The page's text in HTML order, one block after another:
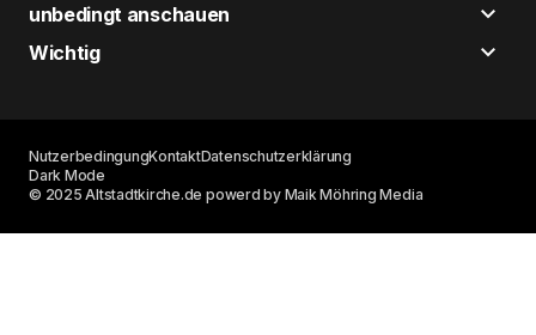
unbedingt anschauen
Wichtig
© 2025 Altstadtkirche.de powerd by Maik Möhring Media
NutzerbedingungKontaktDatenschutzerklärung
Dark Mode